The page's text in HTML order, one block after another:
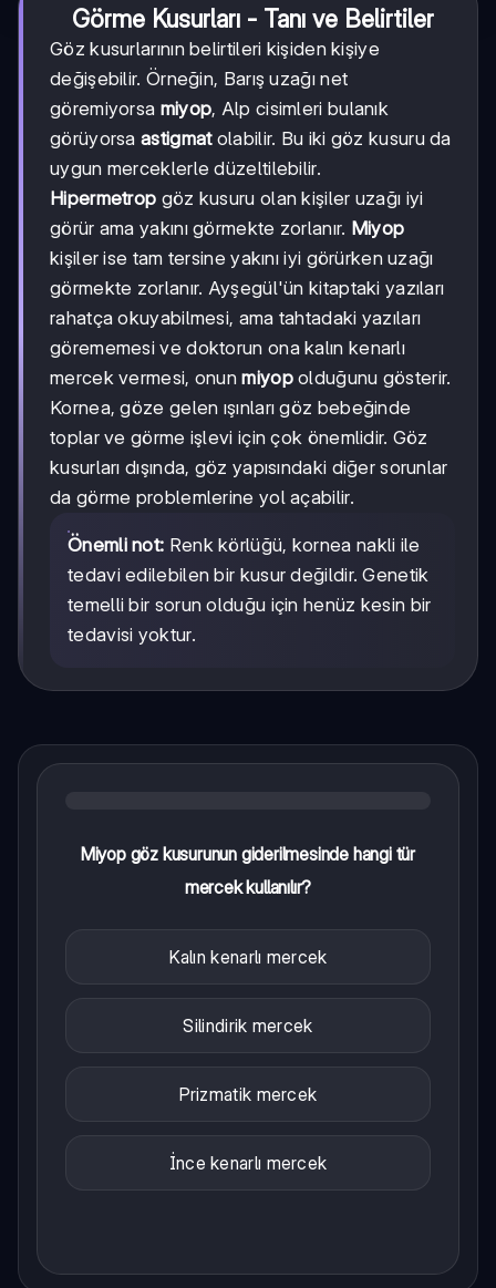
Görme Kusurları - Tanı ve Belirtiler
Göz kusurlarının belirtileri kişiden kişiye
değişebilir. Örneğin, Barış uzağı net
göremiyorsa miyop, Alp cisimleri bulanık
görüyorsaastigmatolabilir. Bu iki göz kusuru da
uygun merceklerle düzeltilebilir.
Hipermetrop göz kusuru olan kişiler uzağı iyi
görür ama yakını görmekte zorlanır. Miyop
kişiler ise tam tersine yakını iyi görürken uzağı
görmekte zorlanır. Ayşegül'ün kitaptaki yazıları
rahatça okuyabilmesi, ama tahtadaki yazıları
görememesi ve doktorun ona kalın kenarlı
mercek vermesi, onunmiyopolduğunu gösterir.
Kornea, göze gelen ışınları göz bebeğinde
toplar ve görme işlevi için çok önemlidir. Göz
kusurları dışında, göz yapısındaki diğer sorunlar
da görme problemlerine yol açabilir.
Önemli not: Renk körlüğü, kornea nakli ile
tedavi edilebilen bir kusur değildir. Genetik
temelli bir sorun olduğu için henüz kesin bir
tedavisi yoktur.
Miyop göz kusurunun giderilmesinde hangi tür
mercek kullanılır?
Kalın kenarlı mercek
Silindirik mercek
Prizmatik mercek
İnce kenarlı mercek